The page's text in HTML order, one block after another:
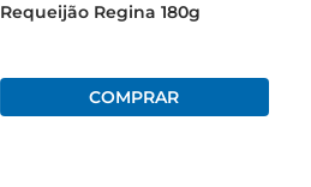
Requeijão Regina 180g